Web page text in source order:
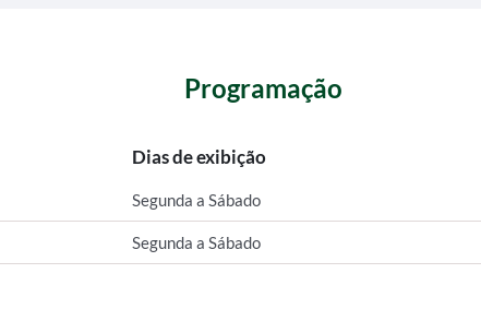
Programação
Dias de exibição
Segunda a Sábado
Segunda a Sábado